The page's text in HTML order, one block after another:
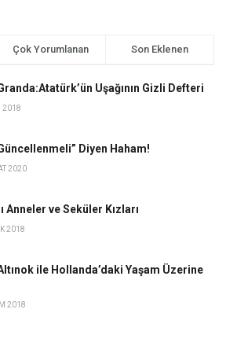
Çok Yorumlanan Son Eklenen
Uşağının Gizli Defteri
2018
Diyen Haham!
2020
Anneler ve Seküler Kızları
2018
ile Hollanda’daki Yaşam Üzerine
2018